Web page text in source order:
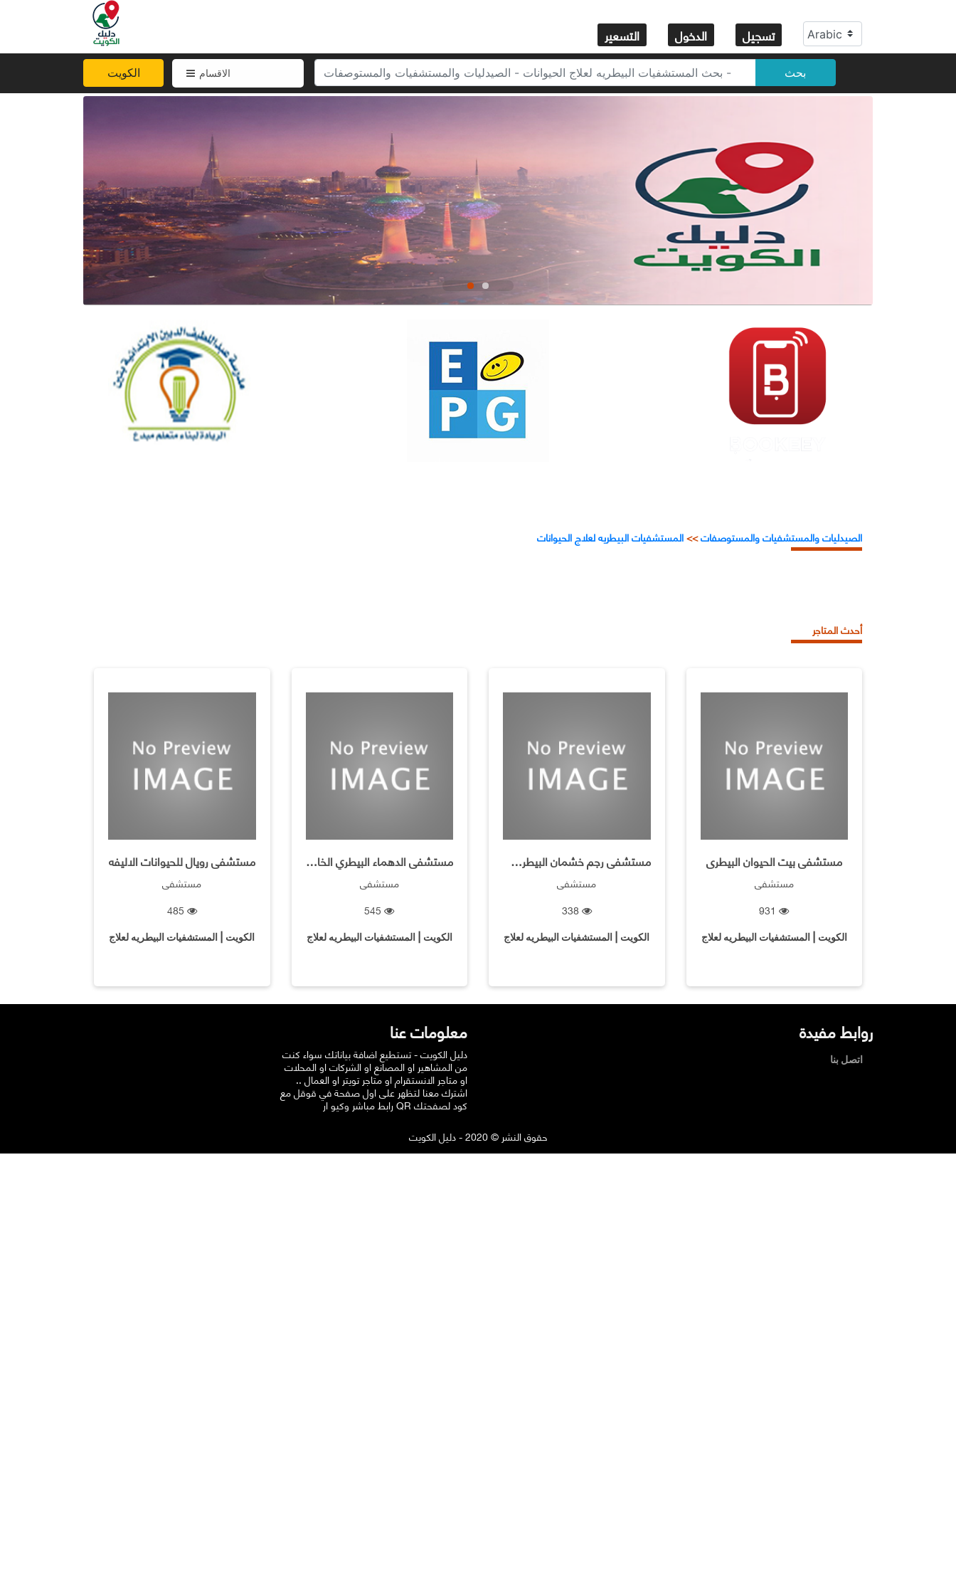
التسعير الدخول تسجيل
الكويت الاقسام بحث
الصيدليات والمستشفيات والمستوصفات>>المستشفيات البيطريه لعلاج الحيوانات
أحدث المتاجر
مستشفى بيت الحيوان البيطرى
مستشفى
931
الكويت | المستشفيات البيطريه لعلاج
مستشفى رجم خشمان البيطري الخاص
مستشفى
338
الكويت | المستشفيات البيطريه لعلاج
مستشفى الدهماء البيطري الخاص
مستشفى
545
الكويت | المستشفيات البيطريه لعلاج
مستشفى رويال للحيوانات الاليفه
مستشفى
الكويت | المستشفيات البيطريه لعلاج
معلومات عنا
دليل الكويت - تستطيع اضافة بياناتك سواء كنت
من المشاهير او المصانع او الشركات او المحلات
او متاجر الانستقرام او متاجر تويتر او العمال ..
اشترك معنا لتظهر على اول صفحة في قوقل مع
رابط مباشر وكيو ار QR كود لصفحتك
روابط مفيدة
حقوق النشر © 2020 - دليل الكويت